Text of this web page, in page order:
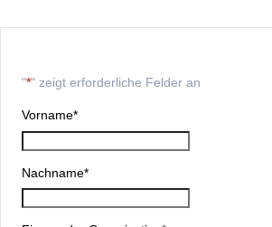
"*" zeigt erforderliche Felder an
Vorname*
Nachname*